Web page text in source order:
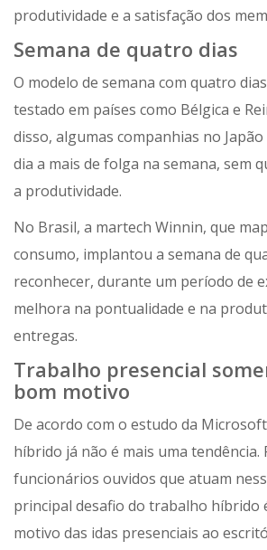
produtividade e a satisfação dos
Semana de quatro dias
O modelo de semana com quatro
testado em países como Bélgica e
disso, algumas companhias no
dia a mais de folga na semana, sem
a produtividade.
No Brasil, a martech Winnin, que
consumo, implantou a semana de
reconhecer, durante um período de
melhora na pontualidade e na
entregas.
Trabalho presencial
bom motivo
De acordo com o estudo da
híbrido já não é mais uma tendência.
funcionários ouvidos que atuam
principal desafio do trabalho híbrido
motivo das idas presenciais ao